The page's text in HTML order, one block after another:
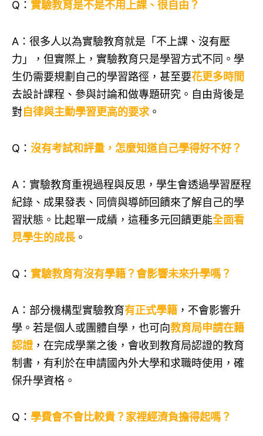
Q： 實驗教育是不是不用上課、很自由？
A：很多人以為實驗教育就是「不上課、沒有壓
力」，但實際上，實驗教育只是學習方式不同。學
生仍需要規劃自己的學習路徑，甚至要花更多時間
去設計課程、參與討論和做專題研究。自由背後是
對自律與主動學習更高的要求。
Q： 沒有考試和評量，怎麼知道自己學得好不好？
A：實驗教育重視過程與反思，學生會透過學習歷程
紀錄、成果發表、同儕與導師回饋來了解自己的學
習狀態。比起單一成績，這種多元回饋更能全面看
見學生的成長 。
Q： 實驗教育有沒有學籍？會影響未來升學嗎？
A：部分機構型實驗教育有正式學籍 ，不會影響升
學。若是個人或團體自學，也可向教育局申請在籍
認證，在完成學業之後，會收到教育局認證的教育
制書，有利於在申請國內外大學和求職時使用，確
保升學資格。
Q： 學費會不會比較貴？家裡經濟負擔得起嗎？